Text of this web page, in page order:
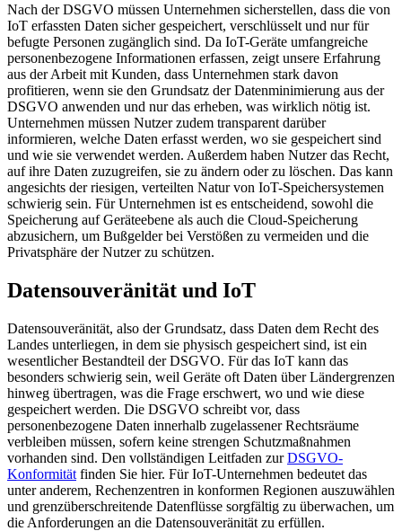
Nach der DSGVO müssen Unternehmen sicherstellen, dass die von
IoT erfassten Daten sicher gespeichert, verschlüsselt und nur für
befugte Personen zugänglich sind. Da IoT-Geräte umfangreiche
personenbezogene Informationen erfassen, zeigt unsere Erfahrung
aus der Arbeit mit Kunden, dass Unternehmen stark davon
profitieren, wenn sie den Grundsatz der Datenminimierung aus der
DSGVO anwenden und nur das erheben, was wirklich nötig ist.
Unternehmen müssen Nutzer zudem transparent darüber
informieren, welche Daten erfasst werden, wo sie gespeichert sind
und wie sie verwendet werden. Außerdem haben Nutzer das Recht,
auf ihre Daten zuzugreifen, sie zu ändern oder zu löschen. Das kann
angesichts der riesigen, verteilten Natur von IoT-Speichersystemen
schwierig sein. Für Unternehmen ist es entscheidend, sowohl die
Speicherung auf Geräteebene als auch die Cloud-Speicherung
abzusichern, um Bußgelder bei Verstößen zu vermeiden und die
Privatsphäre der Nutzer zu schützen.
Datensouveränität und IoT
Datensouveränität, also der Grundsatz, dass Daten dem Recht des
Landes unterliegen, in dem sie physisch gespeichert sind, ist ein
wesentlicher Bestandteil der DSGVO. Für das IoT kann das
besonders schwierig sein, weil Geräte oft Daten über Ländergrenzen
hinweg übertragen, was die Frage erschwert, wo und wie diese
gespeichert werden. Die DSGVO schreibt vor, dass
personenbezogene Daten innerhalb zugelassener Rechtsräume
verbleiben müssen, sofern keine strengen Schutzmaßnahmen
vorhanden sind. Den vollständigen Leitfaden zurDSGVO-
Konformität finden Sie hier. Für IoT-Unternehmen bedeutet das
unter anderem, Rechenzentren in konformen Regionen auszuwählen
und grenzüberschreitende Datenflüsse sorgfältig zu überwachen, um
die Anforderungen an die Datensouveränität zu erfüllen.